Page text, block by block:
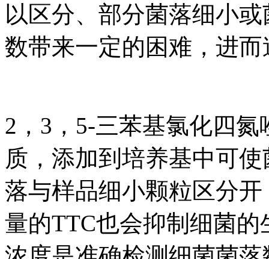
以区分、部分菌落细小
数带来一定的困难，进
2，3，5-三苯基氯化四
质，添加到培养基中可
落与样品细小颗粒区分
量的TTC也会抑制细菌